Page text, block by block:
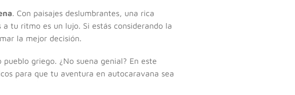
. Con paisajes deslumbrantes, una rica
tu ritmo es un lujo. Si estás considerando la
la mejor decisión.
griego. ¿No suena genial? En este
para que tu aventura en autocaravana sea